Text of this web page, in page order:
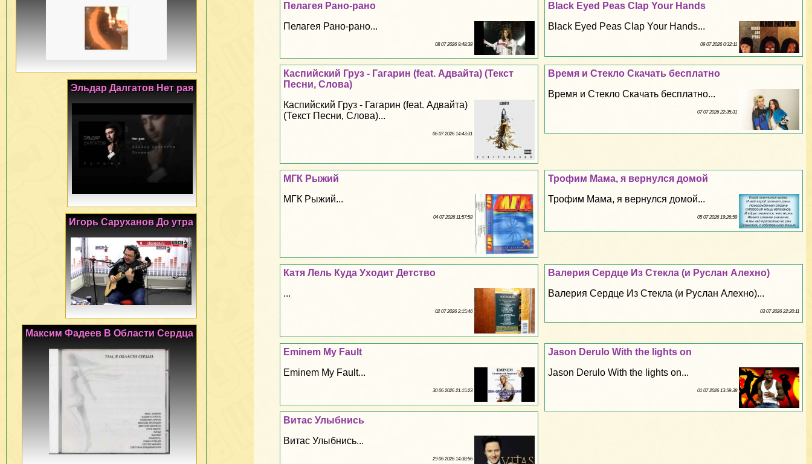
Black Eyed Peas Clap Your Hands
Black Eyed Peas Clap Your Hands...
09 07 2026 0:32:11
Пелагея Рано-рано
Пелагея Рано-рано...
08 07 2026 9:48:38
Время и Стекло Скачать бесплатно
Время и Стекло Скачать бесплатно...
07 07 2026 22:35:31
Каспийский Груз - Гагарин (feat. Адвайта) (Текст
Песни, Слова)
Каспийский Груз - Гагарин (feat. Адвайта)
(Текст Песни, Слова)...
06 07 2026 14:43:31
Трофим Мама, я вернулся домой
Трофим Мама, я вернулся домой...
05 07 2026 19:26:59
МГК Рыжий
МГК Рыжий...
04 07 2026 11:57:58
Валерия Сердце Из Стекла (и Руслан Алехно)
Валерия Сердце Из Стекла (и Руслан Алехно)...
03 07 2026 22:20:11
Катя Лель Куда Уходит Детство
...
02 07 2026 2:15:46
Jason Derulo With the lights on
Jason Derulo With the lights on...
01 07 2026 13:59:38
Eminem My Fault
Eminem My Fault...
30 06 2026 21:15:23
Витас Улыбнись
Витас Улыбнись...
29 06 2026 14:38:56
Эльдар Далгатов Нет рая
Игорь Саруханов До утра
Максим Фадеев В Области Сердца